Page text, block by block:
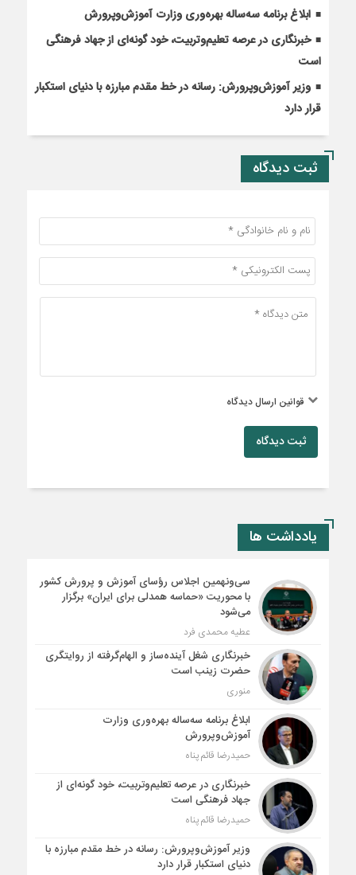
ابلاغ برنامه سه‌ساله بهره‌وری وزارت آموزش‌وپرورش
خبرنگاری در عرصه تعلیم‌وتربیت، خود گونه‌ای از جهاد فرهنگی
است
وزیر آموزش‌وپرورش: رسانه در خط مقدم مبارزه با دنیای استکبار
قرار دارد
ثبت دیدگاه
قوانین ارسال دیدگاه
ثبت دیدگاه
یادداشت ها
سی‌ونهمین اجلاس رؤسای آموزش و پرورش کشور
با محوریت «حماسه همدلی برای ایران» برگزار
می‌شود
عطیه محمدی فرد
خبرنگاری شغل آینده‌ساز و الهام‌گرفته از روایتگری
حضرت زینب است
منوری
ابلاغ برنامه سه‌ساله بهره‌وری وزارت
آموزش‌وپرورش
حمیدرضا قائم پناه
خبرنگاری در عرصه تعلیم‌وتربیت، خود گونه‌ای از
جهاد فرهنگی است
حمیدرضا قائم پناه
وزیر آموزش‌وپرورش: رسانه در خط مقدم مبارزه با
دنیای استکبار قرار دارد